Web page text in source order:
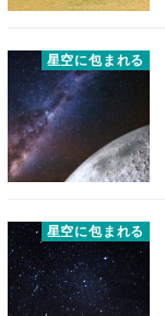
星空に包まれる
星空に包まれる